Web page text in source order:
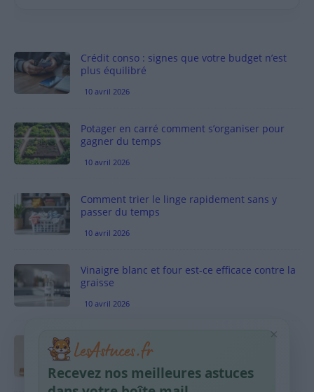
Crédit conso : signes que votre budget n’est
plus équilibré
10 avril 2026
Potager en carré comment s’organiser pour
gagner du temps
10 avril 2026
Comment trier le linge rapidement sans y
passer du temps
10 avril 2026
Vinaigre blanc et four est-ce efficace contre la
graisse
10 avril 2026
Taches pigmentaires : routine simple +
habitudes qui aident
9 avril 2026
×
Recevez nos meilleures astuces